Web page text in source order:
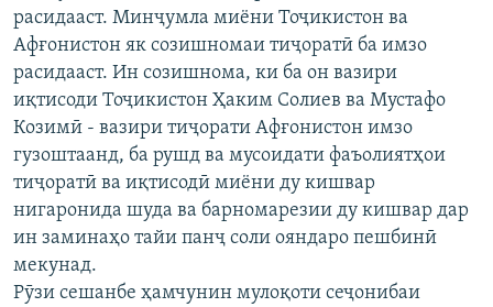
НИГОРИСТОН
ГУЗОРИШҲОИ РАДИОӢ
КИТОБҲОИ ОЗОДӢ
Русский
ПАЙГИРӢ КУНЕД
Ҳамаи сомонаҳои RFE/RL
расидааст. Минҷумла миёни Тоҷикистон ва
Афғонистон як созишномаи тиҷоратӣ ба имзо
расидааст. Ин созишнома, ки ба он вазири
иқтисоди Тоҷикистон Ҳаким Солиев ва Мустафо
Козимӣ - вазири тиҷорати Афғонистон имзо
гузоштаанд, ба рушд ва мусоидати фаъолиятҳои
тиҷоратӣ ва иқтисодӣ миёни ду кишвар
нигаронида шуда ва барномарезии ду кишвар дар
ин заминаҳо тайи панҷ соли ояндаро пешбинӣ
мекунад.
Рӯзи сешанбе ҳамчунин мулоқоти сеҷонибаи